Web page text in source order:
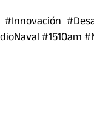
#1510am